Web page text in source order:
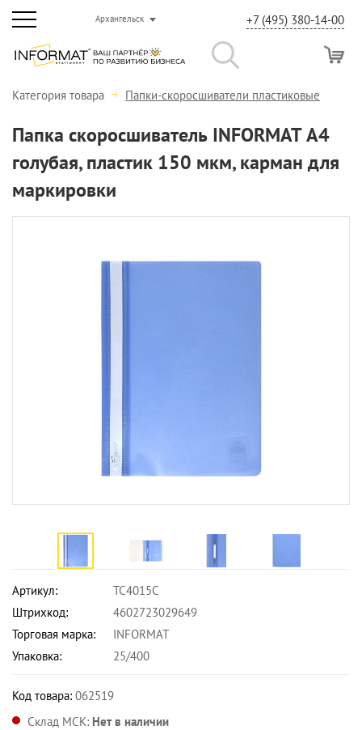
Архангельск +7 (495) 380-14-00
Категория товара Папки-скоросшиватели пластиковые
Папка скоросшиватель INFORMAT А4
голубая, пластик 150 мкм, карман для
маркировки
Артикул:
TC4015C
Штрихкод:
4602723029649
Торговая марка:
INFORMAT
Упаковка:
25/400
Код товара: 062519
Склад МСК: Нет в наличии